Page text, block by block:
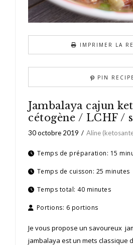
IMPRIMER LA
PIN RECIPE
Jambalaya cajun
cétogène / LCHF /
30 octobre 2019 Aline
Temps de préparation: 15
Temps de cuisson: 25 minutes
Temps total: 40 minutes
Portions: 6 portions
Je vous propose un savoureux
jambalaya est un mets classique